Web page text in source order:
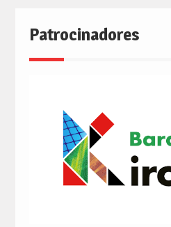
Patrocinadores